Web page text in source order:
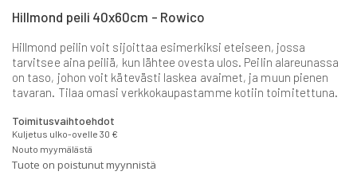
images
Hillmond peili 40x60cm - Rowico
Hillmond peilin voit sijoittaa esimerkiksi eteiseen, jossa
tarvitsee aina peiliä, kun lähtee ovesta ulos. Peilin alareunassa
on taso, johon voit kätevästi laskea avaimet, ja muun pienen
tavaran. Tilaa omasi verkkokaupastamme kotiin toimitettuna.
Toimitusvaihtoehdot
Kuljetus ulko-ovelle 30 €
Nouto myymälästä
Tuote on poistunut myynnistä